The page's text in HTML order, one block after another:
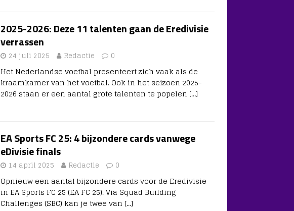
2025-2026: Deze 11 talenten gaan de Eredivisie
verrassen
24 juli 2025 Redactie 0
Het Nederlandse voetbal presenteert zich vaak als de
kraamkamer van het voetbal. Ook in het seizoen 2025-
2026 staan er een aantal grote talenten te popelen […]
EA Sports FC 25: 4 bijzondere cards vanwege
eDivisie finals
14 april 2025 Redactie 0
Opnieuw een aantal bijzondere cards voor de Eredivisie
in EA Sports FC 25 (EA FC 25). Via Squad Building
Challenges (SBC) kan je twee van […]